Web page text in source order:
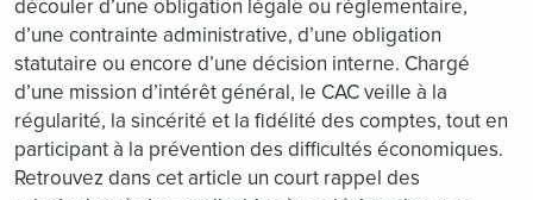
découler d’une obligation légale ou réglementaire,
d’une contrainte administrative, d’une obligation
statutaire ou encore d’une décision interne. Chargé
d’une mission d’intérêt général, le CAC veille à la
régularité, la sincérité et la fidélité des comptes, tout en
participant à la prévention des difficultés économiques.
Retrouvez dans cet article un court rappel des